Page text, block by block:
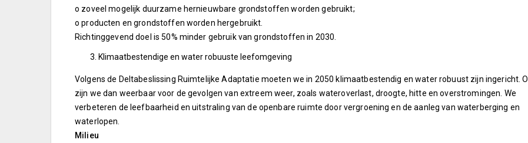
o zoveel mogelijk duurzame hernieuwbare grondstoffen worden gebruikt;
o producten en grondstoffen worden hergebruikt.
Richtinggevend doel is 50% minder gebruik van grondstoffen in 2030.
Klimaatbestendige en water robuuste leefomgeving
Volgens de Deltabeslissing Ruimtelijke Adaptatie moeten we in 2050 klimaatbestendig en water robuust zijn ingericht.
zijn we dan weerbaar voor de gevolgen van extreem weer, zoals wateroverlast, droogte, hitte en overstromingen. We
verbeteren de leefbaarheid en uitstraling van de openbare ruimte door vergroening en de aanleg van waterberging en
waterlopen.
Milieu